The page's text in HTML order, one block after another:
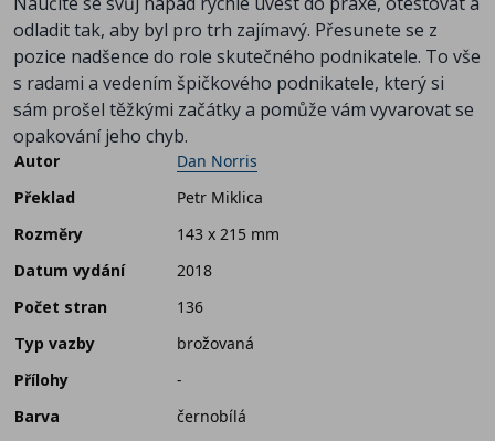
odladit tak, aby byl pro trh zajímavý. Přesunete se z
pozice nadšence do role skutečného podnikatele. To vše
s radami a vedením špičkového podnikatele, který si
sám prošel těžkými začátky a pomůže vám vyvarovat se
opakování jeho chyb.
Autor
Dan Norris
Překlad
Petr Miklica
Rozměry
143 x 215 mm
Datum vydání
2018
Počet stran
136
Typ vazby
brožovaná
Přílohy
-
Barva
černobílá